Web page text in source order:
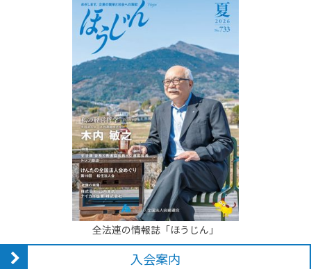
全法連の情報誌「ほうじん」
入会案内